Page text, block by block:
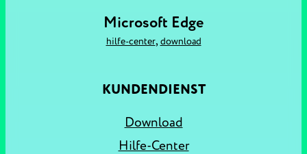
Microsoft Edge
hilfe-center, download
KUNDENDIENST
Download
Hilfe-Center